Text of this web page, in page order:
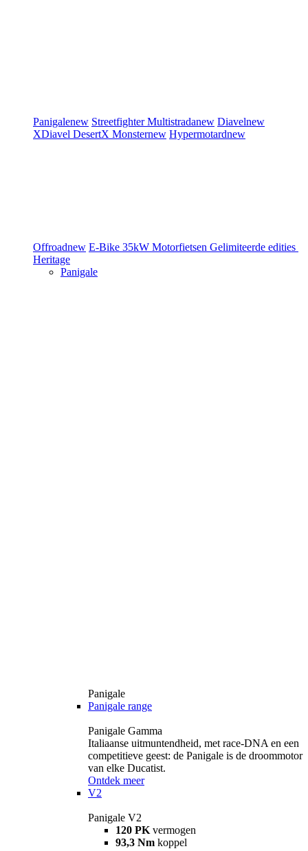
Panigalenew StreetfighterMultistradanew Diavelnew
XDiavel DesertX Monsternew Hypermotardnew
Offroadnew E-Bike 35kW Motorfietsen Gelimiteerde edities
Heritage
Panigale
Panigale
Panigale range
Panigale Gamma
Italiaanse uitmuntendheid, met race-DNA en een
competitieve geest: de Panigale is de droommotor
van elke Ducatist.
Ontdek meer
V2
Panigale V2
120 PK vermogen
93,3 Nm koppel